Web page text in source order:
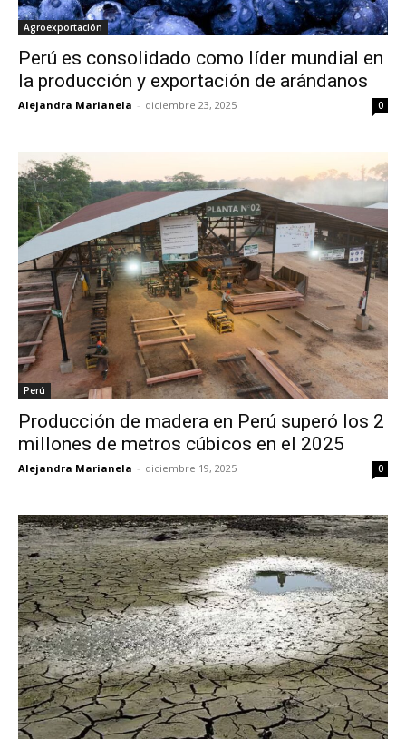
Agroexportación
Perú es consolidado como líder mundial en
la producción y exportación de arándanos
Alejandra Marianela - diciembre 23, 2025 0
Perú
Producción de madera en Perú superó los 2
millones de metros cúbicos en el 2025
Alejandra Marianela - diciembre 19, 2025 0